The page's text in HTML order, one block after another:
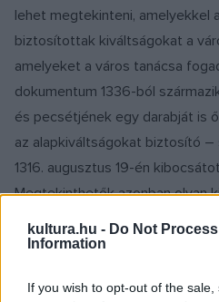
kultura.hu - Do Not
Information
If you wish to opt-out of the
lehet megtekinteni, amelyekkel
biztosítottak kiváltságokat a
amelyeket a város tanácsa
dokumentum 1336-ból
és pecsétjének egy darabját is
az alapkiváltságokat biztosító –
1316. augusztus 19-én
Megtekinthetők azonban olyan
amelyeket Nagy Lajos,
János, Mátyás király, vagy
uralkodása idejéből származik.